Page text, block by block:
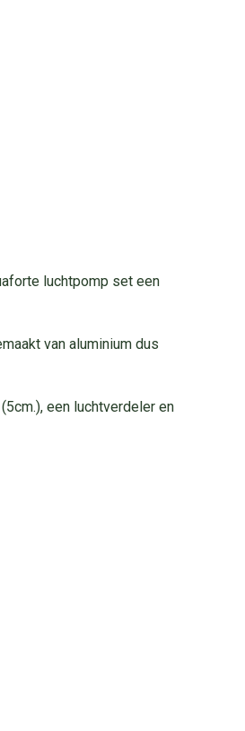
luchtpomp set een
van aluminium dus
een luchtverdeler en